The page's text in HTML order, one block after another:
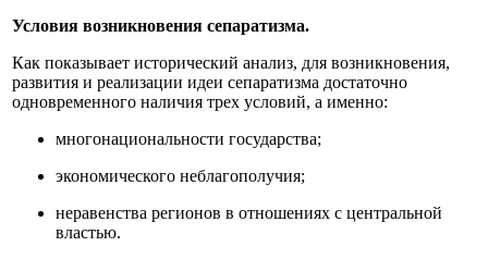
Условия возникновения сепаратизма.
Как показывает исторический анализ, для возникновения,
развития и реализации идеи сепаратизма достаточно
одновременного наличия трех условий, а именно:
многонациональности государства;
экономического неблагополучия;
неравенства регионов в отношениях с центральной
властью.